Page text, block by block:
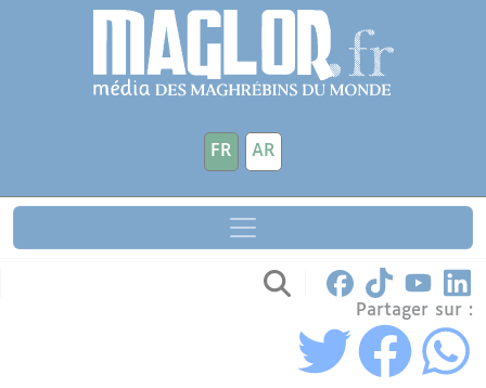
Aller au contenu principal
FR AR
Partager sur :
Panneau de gestion des cookies